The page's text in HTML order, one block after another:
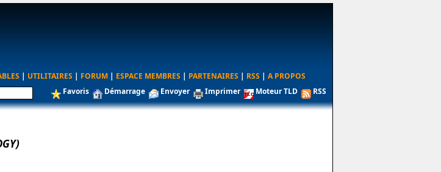
| UTILITAIRES | FORUM | ESPACE MEMBRES | PARTENAIRES | RSS | A PROPOS
Favoris Démarrage Envoyer Imprimer Moteur TLD RSS